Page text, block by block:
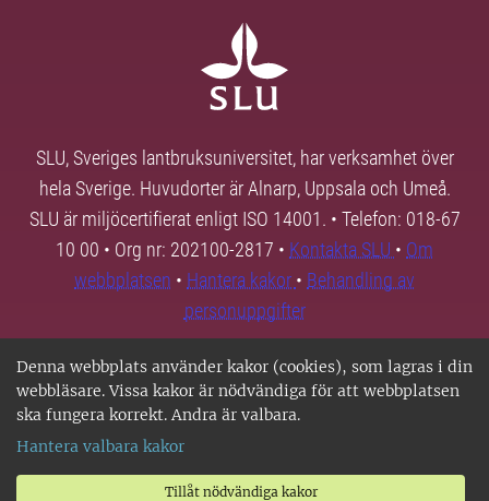
Denna webbplats använder kakor (cookies), som lagras i din
webbläsare. Vissa kakor är nödvändiga för att webbplatsen
ska fungera korrekt. Andra är valbara.
Hantera valbara kakor
Tillåt nödvändiga kakor
SLU, Sveriges lantbruksuniversitet, har verksamhet över
hela Sverige. Huvudorter är Alnarp, Uppsala och Umeå.
SLU är miljöcertifierat enligt ISO 14001. • Telefon: 018-67
10 00 • Org nr: 202100-2817 • Kontakta SLU • Om
webbplatsen • Hantera kakor • Behandling av
personuppgifter